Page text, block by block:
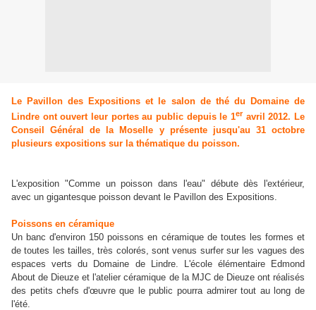
Le Pavillon des Expositions et le salon de thé du Domaine de
Lindre ont ouvert leur portes au public depuis le 1eravril 2012. Le
Conseil Général de la Moselle y présente jusqu'au 31 octobre
plusieurs expositions sur la thématique du poisson.
L'exposition "Comme un poisson dans l'eau" débute dès l'extérieur,
avec un gigantesque poisson devant le Pavillon des Expositions.
Poissons en céramique
Un banc d'environ 150 poissons en céramique de toutes les formes et
de toutes les tailles, très colorés, sont venus surfer sur les vagues des
espaces verts du Domaine de Lindre. L'école élémentaire Edmond
About de Dieuze et l'atelier céramique de la MJC de Dieuze ont réalisés
des petits chefs d'œuvre que le public pourra admirer tout au long de
l'été.